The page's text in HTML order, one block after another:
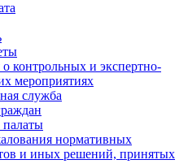
контрольных и экспертно-
мероприятиях
служба
нормативных
и иных решений, принятых